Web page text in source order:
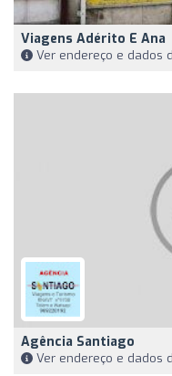
Viagens Adérito E Ana
Ver endereço e dados
Agência Santiago
Ver endereço e dados